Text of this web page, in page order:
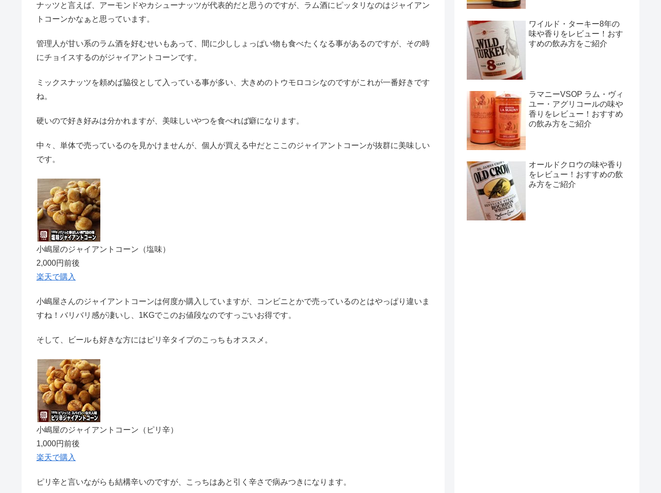
ナッツと言えば、アーモンドやカシューナッツが代表的だと思うのですが、ラム酒にピッタリなのはジャイアン
トコーンかなぁと思っています。
管理人が甘い系のラム酒を好むせいもあって、間に少ししょっぱい物も食べたくなる事があるのですが、その時
にチョイスするのがジャイアントコーンです。
ミックスナッツを頼めば脇役として入っている事が多い、大きめのトウモロコシなのですがこれが一番好きです
ね。
硬いので好き好みは分かれますが、美味しいやつを食べれば癖になります。
中々、単体で売っているのを見かけませんが、個人が買える中だとここのジャイアントコーンが抜群に美味しい
です。
小嶋屋のジャイアントコーン（塩味）
2,000円前後
楽天で購入
小嶋屋さんのジャイアントコーンは何度か購入していますが、コンビニとかで売っているのとはやっぱり違いま
すね！バリバリ感が凄いし、1KGでこのお値段なのですっごいお得です。
そして、ビールも好きな方にはピリ辛タイプのこっちもオススメ。
小嶋屋のジャイアントコーン（ピリ辛）
1,000円前後
楽天で購入
ピリ辛と言いながらも結構辛いのですが、こっちはあと引く辛さで病みつきになります。
ワイルド・ターキー8年の
味や香りをレビュー！おす
すめの飲み方をご紹介
ラマニーVSOP ラム・ヴィ
ユー・アグリコールの味や
香りをレビュー！おすすめ
の飲み方をご紹介
オールドクロウの味や香り
をレビュー！おすすめの飲
み方をご紹介